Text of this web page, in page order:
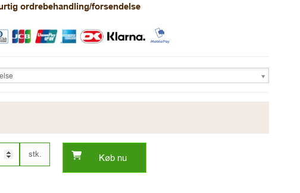
ordrebehandling/forsendelse
stk. Køb nu